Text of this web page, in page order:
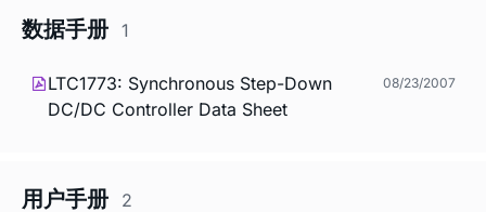
数据手册 1
LTC1773: Synchronous Step-Down
DC/DC Controller Data Sheet
08/23/2007
用户手册 2